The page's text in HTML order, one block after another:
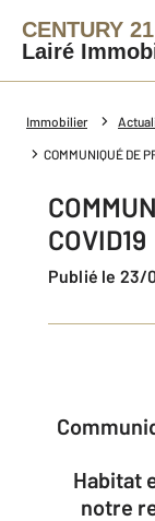
CENTURY 21
Lairé
Immobilier
COMMUNIQUÉ DE
COVID19
Publié le
Habitat
notre